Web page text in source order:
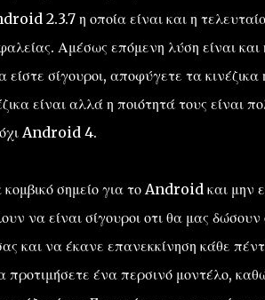
2.3.7 η οποία είναι και η
Αμέσως επόμενη λύση είναι
σίγουροι, αποφύγετε τα
είναι αλλά η ποιότητά τους είναι
όχι Android 4.
σημείο για το Android και μην
να είναι σίγουροι οτι θα μας δώσουν
και να έκανε επανεκκίνηση κάθε
προτιμήσετε ένα περσινό μοντέλο,